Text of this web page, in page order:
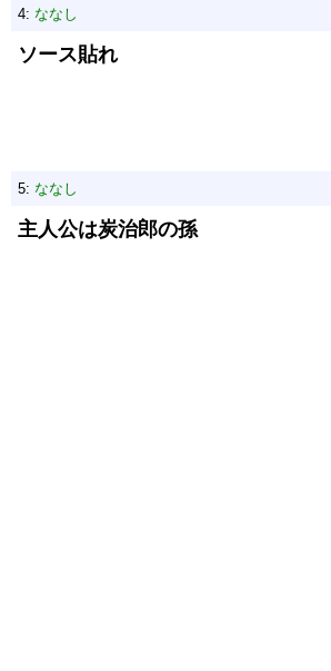
4: ななし
ソース貼れ
5: ななし
主人公は炭治郎の孫